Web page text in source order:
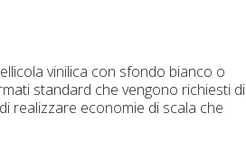
vinilica con sfondo bianco o
standard che vengono richiesti di
realizzare economie di scala che